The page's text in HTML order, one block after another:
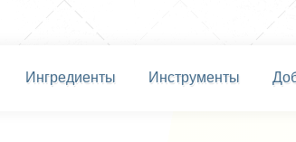
Ингредиенты Инструменты